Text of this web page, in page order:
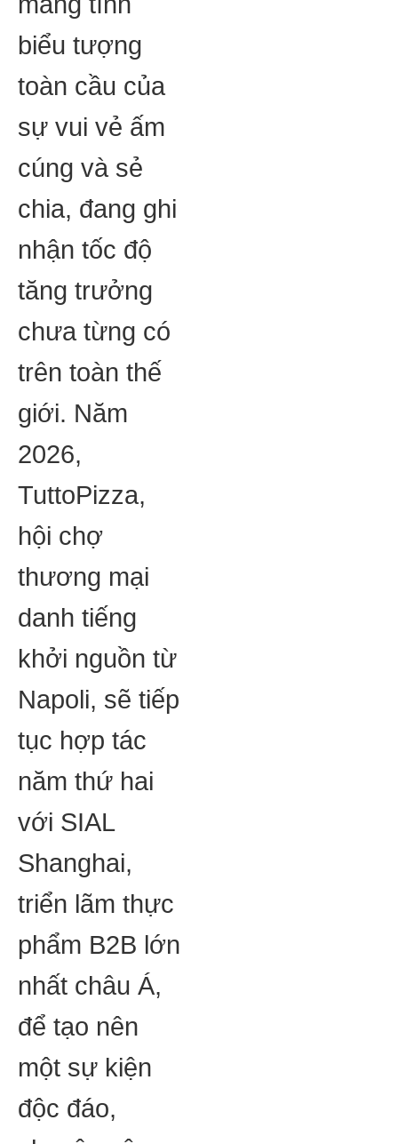
biểu tượng
toàn cầu của
sự vui vẻ ấm
cúng và sẻ
chia, đang ghi
nhận tốc độ
tăng trưởng
chưa từng có
trên toàn thế
giới. Năm
2026,
TuttoPizza,
hội chợ
thương mại
danh tiếng
khởi nguồn từ
Napoli, sẽ tiếp
tục hợp tác
năm thứ hai
với SIAL
Shanghai,
triển lãm thực
phẩm B2B lớn
nhất châu Á,
để tạo nên
một sự kiện
độc đáo,